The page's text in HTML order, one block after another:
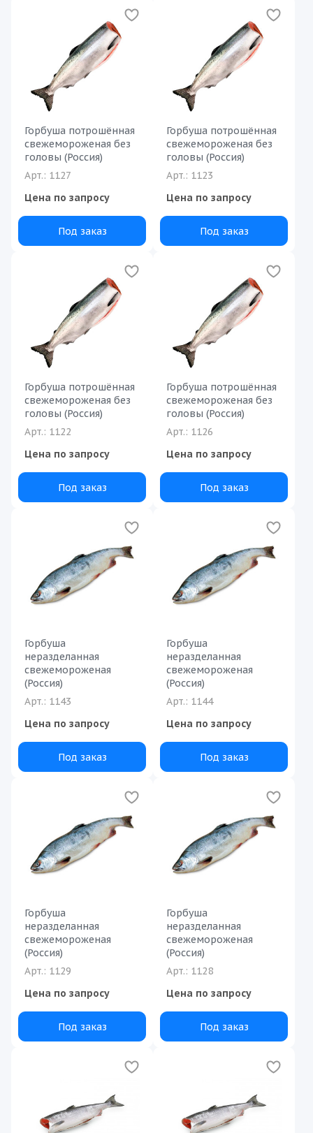
Горбуша потрошённая
свежемороженая без
головы (Россия)
Арт.: 1127
Цена по запросу
Под заказ
Горбуша потрошённая
свежемороженая без
головы (Россия)
Арт.: 1123
Цена по запросу
Под заказ
Горбуша потрошённая
свежемороженая без
головы (Россия)
Арт.: 1122
Цена по запросу
Под заказ
Горбуша потрошённая
свежемороженая без
головы (Россия)
Арт.: 1126
Цена по запросу
Под заказ
Горбуша
неразделанная
свежемороженая
(Россия)
Арт.: 1143
Цена по запросу
Под заказ
Горбуша
неразделанная
свежемороженая
(Россия)
Арт.: 1144
Цена по запросу
Под заказ
Горбуша
неразделанная
свежемороженая
(Россия)
Арт.: 1129
Цена по запросу
Под заказ
Горбуша
неразделанная
свежемороженая
(Россия)
Арт.: 1128
Цена по запросу
Под заказ